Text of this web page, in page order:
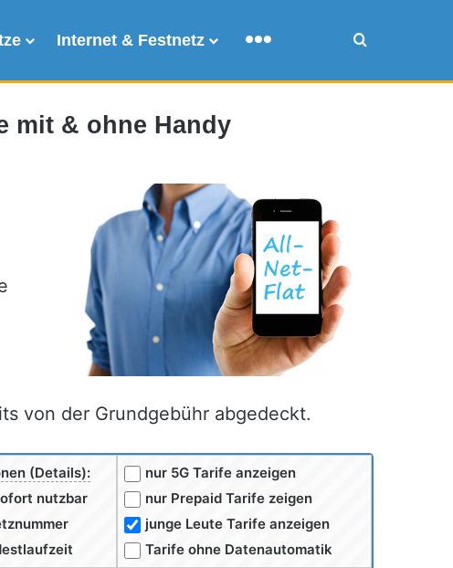
Internet & Festnetz Suche
mit & ohne Handy
von der Grundgebühr abgedeckt.
(Details):
nutzbar
nur 5G Tarife anzeigen
nur Prepaid Tarife zeigen
junge Leute Tarife anzeigen
Tarife ohne Datenautomatik